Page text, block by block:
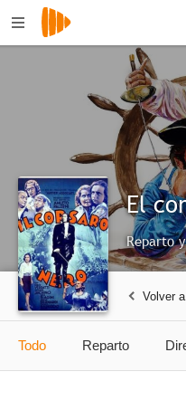
El
Reparto
Volver
Todo Reparto